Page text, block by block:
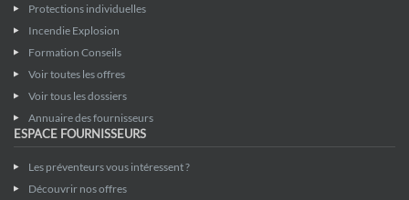
Protections individuelles
Incendie Explosion
Formation Conseils
Voir toutes les offres
Voir tous les dossiers
Annuaire des fournisseurs
ESPACE FOURNISSEURS
Les préventeurs vous intéressent ?
Découvrir nos offres